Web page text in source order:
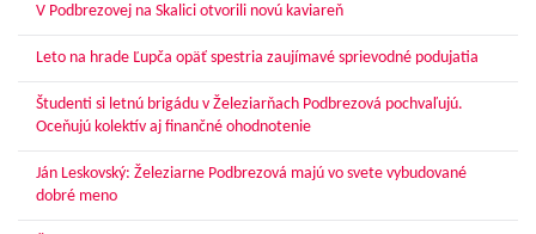
V Podbrezovej na Skalici otvorili novú kaviareň
Leto na hrade Ľupča opäť spestria zaujímavé sprievodné podujatia
Študenti si letnú brigádu v Železiarňach Podbrezová pochvaľujú.
Oceňujú kolektív aj finančné ohodnotenie
Ján Leskovský: Železiarne Podbrezová majú vo svete vybudované
dobré meno